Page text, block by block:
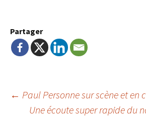
Partager
Navigation
← Paul Personne sur scène et en
Une écoute super rapide du